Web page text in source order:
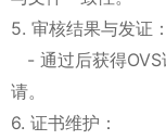
5. 审核结果与发证
- 通过后获得OVS
请。
6. 证书维护：